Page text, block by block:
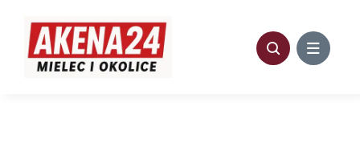
zawartości